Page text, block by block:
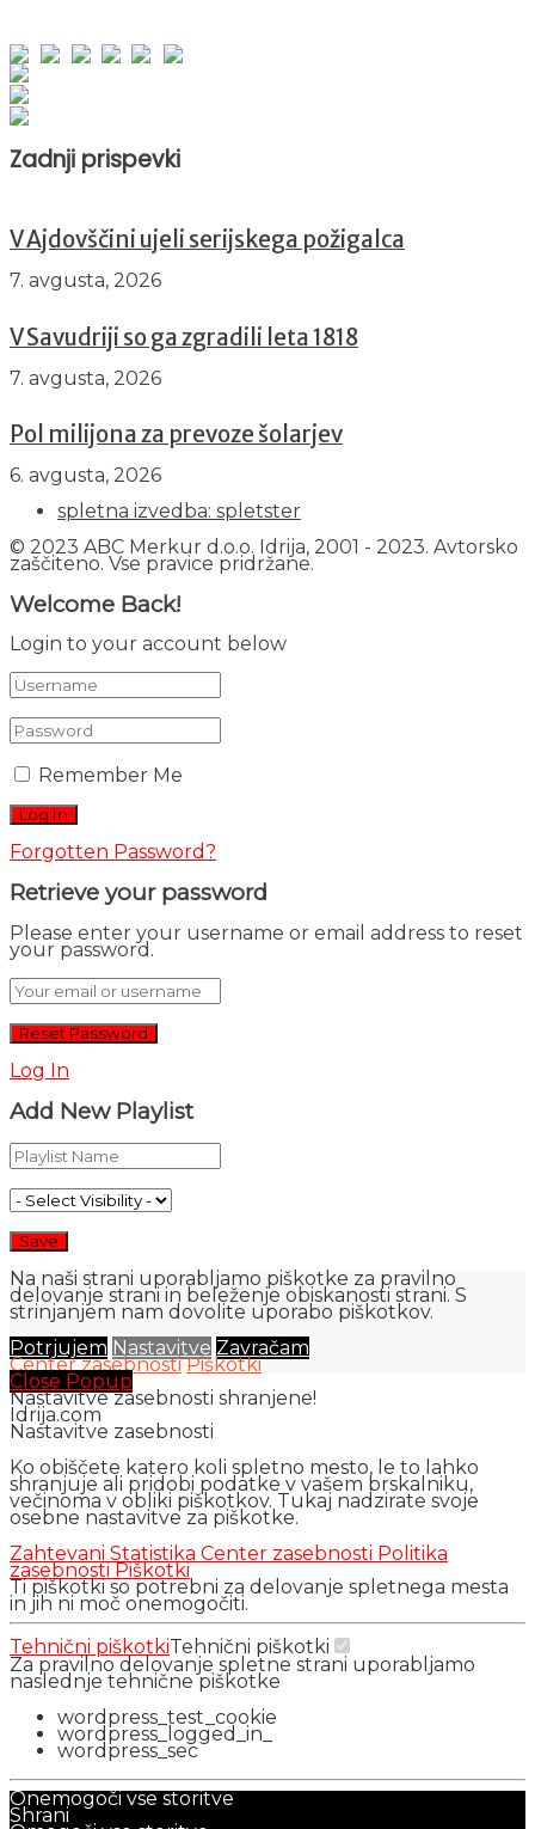
Zadnji prispevki
V Ajdovščini ujeli serijskega požigalca
7. avgusta, 2026
V Savudriji so ga zgradili leta 1818
7. avgusta, 2026
Pol milijona za prevoze šolarjev
6. avgusta, 2026
spletna izvedba: spletster
© 2023 ABC Merkur d.o.o. Idrija, 2001 - 2023. Avtorsko
zaščiteno. Vse pravice pridržane.
Welcome Back!
Login to your account below
Remember Me
Forgotten Password?
Retrieve your password
Please enter your username or email address to reset
your password.
Log In
Add New Playlist
Na naši strani uporabljamo piškotke za pravilno
delovanje strani in beleženje obiskanosti strani. S
strinjanjem nam dovolite uporabo piškotkov.
Potrjujem Nastavitve Zavračam
Center zasebnosti Piškotki
Close Popup
Nastavitve zasebnosti shranjene!
Idrija.com
Nastavitve zasebnosti
Ko obiščete katero koli spletno mesto, le to lahko
shranjuje ali pridobi podatke v vašem brskalniku,
večinoma v obliki piškotkov. Tukaj nadzirate svoje
osebne nastavitve za piškotke.
Zahtevani Statistika Center zasebnosti Politika
zasebnosti Piškotki
Ti piškotki so potrebni za delovanje spletnega mesta
in jih ni moč onemogočiti.
Tehnični piškotkiTehnični piškotki
Za pravilno delovanje spletne strani uporabljamo
naslednje tehnične piškotke
wordpress_test_cookie
wordpress_logged_in_
wordpress_sec
Onemogoči vse storitve
Shrani